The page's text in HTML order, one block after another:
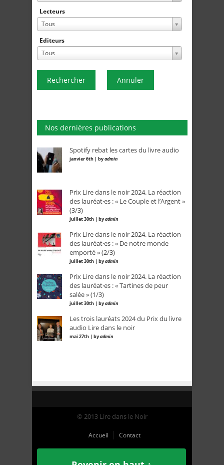
Lecteurs
Tous
Editeurs
Tous
Rechercher Annuler
Nos dernières publications
Spotify rebat les cartes du livre audio
janvier 6th | byadmin
Prix Lire dans le noir 2024. La réaction
des lauréat·es : « Le Couple et l’Argent »
(3/3)
juillet 30th | byadmin
Prix Lire dans le noir 2024. La réaction
des lauréat·es : « De notre monde
emporté » (2/3)
juillet 30th | byadmin
Prix Lire dans le noir 2024. La réaction
des lauréat·es : « Tartines de peur
salée » (1/3)
juillet 30th | byadmin
Les trois lauréats 2024 du Prix du livre
audio Lire dans le noir
mai 27th | byadmin
© 2013 Lire dans le Noir
Accueil Contact